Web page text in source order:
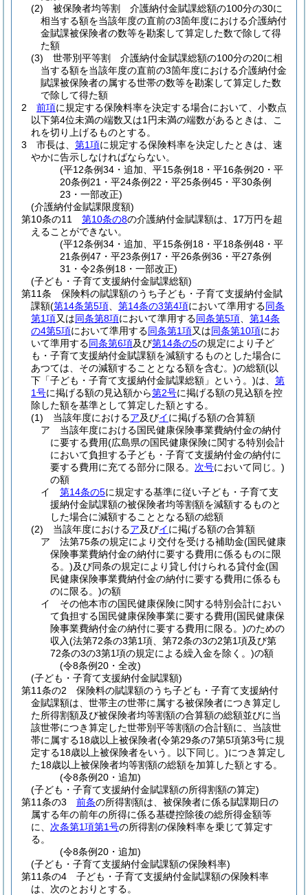
(2)
被保険者均等割 介護納付金賦課総額の100分の30に
相当する額を当該年度の直前の3箇年度における介護納付
金賦課被保険者の数等を勘案して算定した数で除して得
た額
(3)
世帯別平等割 介護納付金賦課総額の100分の20に相
当する額を当該年度の直前の3箇年度における介護納付金
賦課被保険者の属する世帯の数等を勘案して算定した数
で除して得た額
2
前項に規定する保険料率を決定する場合において、小数点
以下第4位未満の端数又は1円未満の端数があるときは、こ
れを切り上げるものとする。
3
市長は、 第1項に規定する保険料率を決定したときは、速
やかに告示しなければならない。
(平12条例34・追加、平15条例18・平16条例20・平
20条例21・平24条例22・平25条例45・平30条例
23・一部改正)
(介護納付金賦課限度額)
第10条の11
第10条の8の介護納付金賦課額は、17万円を超
えることができない。
(平12条例34・追加、平15条例18・平18条例48・平
21条例47・平23条例17・平26条例36・平27条例
31・令2条例18・一部改正)
(子ども・子育て支援納付金賦課総額)
第11条
保険料の賦課額のうち子ども・子育て支援納付金賦
課額(第14条第5項 第14条の3第4項において準用する同条
第1項又は同条第8項において準用する同条第5項
第14条
の4第5項において準用する同条第1項又は同条第10項にお
いて準用する同条第6項及び第14条の5の規定により子ど
も・子育て支援納付金賦課額を減額するものとした場合に
あつては、その減額することとなる額を含む。)の総額(以
下「子ども・子育て支援納付金賦課総額」という。)は、 第
1号に掲げる額の見込額から第2号に掲げる額の見込額を控
除した額を基準として算定した額とする。
(1)
当該年度におけるア及びイに掲げる額の合算額
ア
当該年度における国民健康保険事業費納付金の納付
に要する費用(広島県の国民健康保険に関する特別会計
において負担する子ども・子育て支援納付金の納付に
要する費用に充てる部分に限る。 次号において同じ。)
の額
イ
第14条の5に規定する基準に従い子ども・子育て支
援納付金賦課額の被保険者均等割額を減額するものと
した場合に減額することとなる額の総額
(2)
当該年度におけるア及びイに掲げる額の合算額
ア
法第75条の規定により交付を受ける補助金(国民健康
保険事業費納付金の納付に要する費用に係るものに限
る。)及び同条の規定により貸し付けられる貸付金(国
民健康保険事業費納付金の納付に要する費用に係るも
のに限る。)の額
イ
その他本市の国民健康保険に関する特別会計におい
て負担する国民健康保険事業に要する費用(国民健康保
険事業費納付金の納付に要する費用に限る。)のための
収入(法第72条の3第1項、第72条の3の2第1項及び第
72条の3の3第1項の規定による繰入金を除く。)の額
(令8条例20・全改)
(子ども・子育て支援納付金賦課額)
第11条の2
保険料の賦課額のうち子ども・子育て支援納付
金賦課額は、世帯主の世帯に属する被保険者につき算定し
た所得割額及び被保険者均等割額の合算額の総額並びに当
該世帯につき算定した世帯別平等割額の合計額に、当該世
帯に属する18歳以上被保険者(令第29条の7第5項第3号に規
定する18歳以上被保険者をいう。以下同じ。)につき算定し
た18歳以上被保険者均等割額の総額を加算した額とする。
(令8条例20・追加)
(子ども・子育て支援納付金賦課額の所得割額の算定)
第11条の3
前条の所得割額は、被保険者に係る賦課期日の
属する年の前年の所得に係る基礎控除後の総所得金額等
に、 次条第1項第1号の所得割の保険料率を乗じて算定す
る。
(令8条例20・追加)
(子ども・子育て支援納付金賦課額の保険料率)
第11条の4
子ども・子育て支援納付金賦課額の保険料率
は、次のとおりとする。